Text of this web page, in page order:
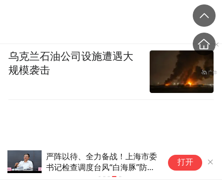
严阵以待、全力备战！上海市委
书记检查调度台风“白海豚”防御
打开
乌克兰石油公司设施遭遇大
规模袭击